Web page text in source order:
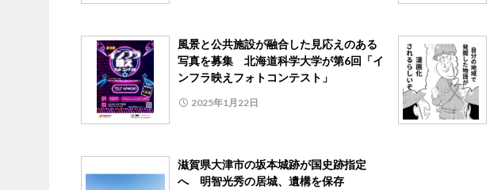
風景と公共施設が融合した見応えのある
写真を募集 北海道科学大学が第6回「イ
ンフラ映えフォトコンテスト」
2025年1月22日
滋賀県大津市の坂本城跡が国史跡指定
へ 明智光秀の居城、遺構を保存